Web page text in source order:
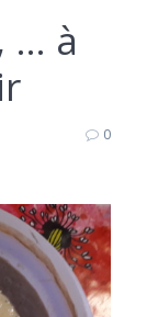
… à
0